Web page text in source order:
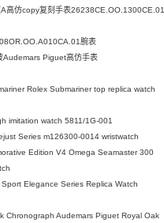
高仿copy复刻手表
腕表
Audemars Piguet高仿手表
Rolex Submariner top replica watch
imitation watch 5811/1G-001
Series m126300-0014 wristwatch
Edition V4 Omega Seamaster 300
Elegance Series Replica Watch
Chronograph Audemars Piguet Royal Oak